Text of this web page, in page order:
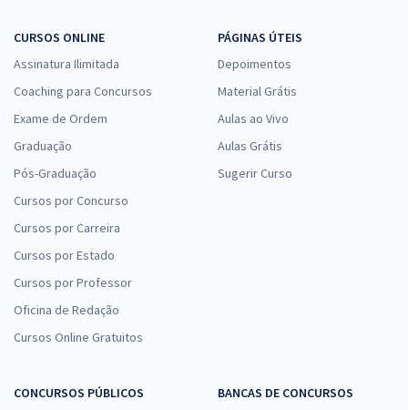
CURSOS ONLINE
Assinatura Ilimitada
Coaching para Concursos
Exame de Ordem
Graduação
Pós-Graduação
Cursos por Concurso
Cursos por Carreira
Cursos por Estado
Cursos por Professor
Oficina de Redação
Cursos Online Gratuitos
PÁGINAS ÚTEIS
Depoimentos
Material Grátis
Aulas ao Vivo
Aulas Grátis
Sugerir Curso
CONCURSOS PÚBLICOS
BANCAS DE CONCURSOS